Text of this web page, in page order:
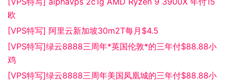
欧
[VPS特写] 阿里云新加坡30m2T每月$4.5
[VPS特写]绿云8888三周年*英国伦敦*的三年付$88.88小
鸡
[VPS特写]绿云8888三周年美国凤凰城的三年付$88.88小